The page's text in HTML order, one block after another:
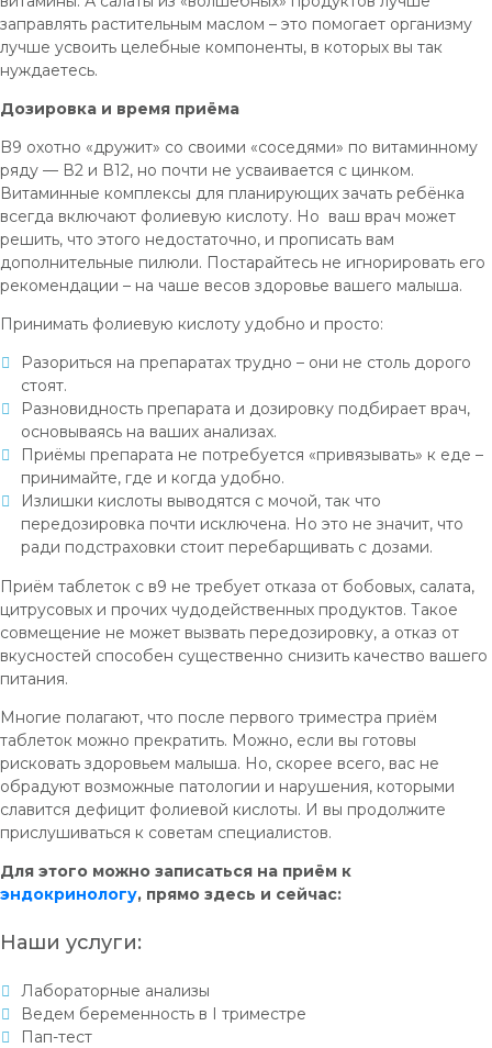
заправлять растительным маслом – это помогает организму
лучше усвоить целебные компоненты, в которых вы так
нуждаетесь.
Дозировка и время приёма
B9 охотно «дружит» со своими «соседями» по витаминному
ряду — В2 и В12, но почти не усваивается с цинком.
Витаминные комплексы для планирующих зачать ребёнка
всегда включают фолиевую кислоту. Но ваш врач может
решить, что этого недостаточно, и прописать вам
дополнительные пилюли. Постарайтесь не игнорировать его
рекомендации – на чаше весов здоровье вашего малыша.
Принимать фолиевую кислоту удобно и просто:
Разориться на препаратах трудно – они не столь дорого
стоят.
Разновидность препарата и дозировку подбирает врач,
основываясь на ваших анализах.
Приёмы препарата не потребуется «привязывать» к еде –
принимайте, где и когда удобно.
Излишки кислоты выводятся с мочой, так что
передозировка почти исключена. Но это не значит, что
ради подстраховки стоит перебарщивать с дозами.
Приём таблеток с в9 не требует отказа от бобовых, салата,
цитрусовых и прочих чудодейственных продуктов. Такое
совмещение не может вызвать передозировку, а отказ от
вкусностей способен существенно снизить качество вашего
питания.
Многие полагают, что после первого триместра приём
таблеток можно прекратить. Можно, если вы готовы
рисковать здоровьем малыша. Но, скорее всего, вас не
обрадуют возможные патологии и нарушения, которыми
славится дефицит фолиевой кислоты. И вы продолжите
прислушиваться к советам специалистов.
Для этого можно записаться на приём к
эндокринологу, прямо здесь и сейчас:
Наши услуги:
Лабораторные анализы
Ведем беременность в I триместре
Пап-тест